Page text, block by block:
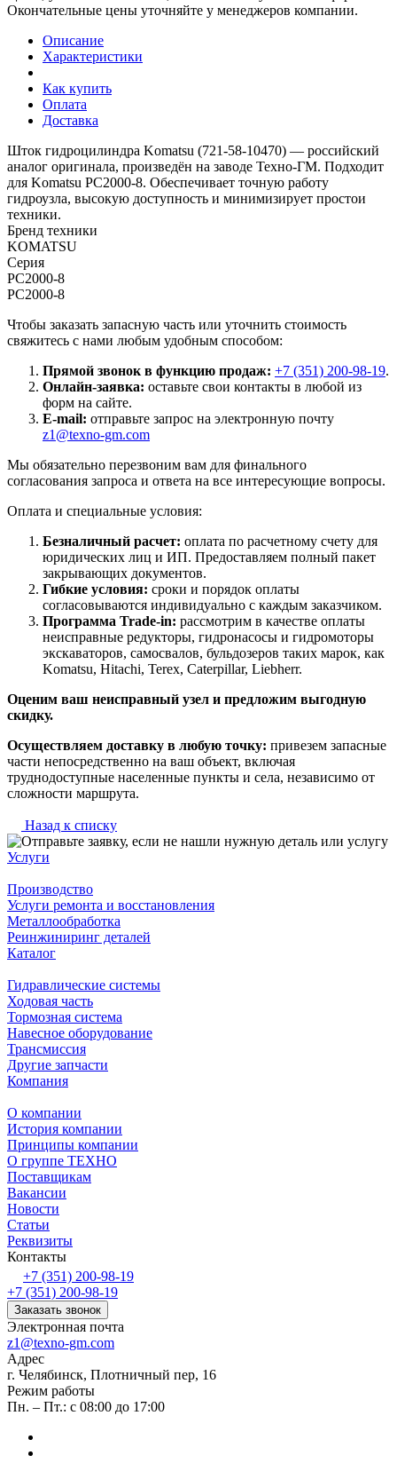
Окончательные цены уточняйте у менеджеров компании.
Описание
Характеристики
Как купить
Оплата
Доставка
Шток гидроцилиндра Komatsu (721-58-10470) — российский
аналог оригинала, произведён на заводе Техно-ГМ. Подходит
для Komatsu PC2000-8. Обеспечивает точную работу
гидроузла, высокую доступность и минимизирует простои
техники.
Бренд техники
KOMATSU
Серия
PC2000-8
PC2000-8
Чтобы заказать запасную часть или уточнить стоимость
свяжитесь с нами любым удобным способом:
Прямой звонок в функцию продаж: +7 (351) 200-98-19.
Онлайн-заявка: оставьте свои контакты в любой из
форм на сайте.
E-mail: отправьте запрос на электронную почту
z1@texno-gm.com
Мы обязательно перезвоним вам для финального
согласования запроса и ответа на все интересующие вопросы.
Оплата и специальные условия:
Безналичный расчет: оплата по расчетному счету для
юридических лиц и ИП. Предоставляем полный пакет
закрывающих документов.
Гибкие условия: сроки и порядок оплаты
согласовываются индивидуально с каждым заказчиком.
Программа Trade-in: рассмотрим в качестве оплаты
неисправные редукторы, гидронасосы и гидромоторы
экскаваторов, самосвалов, бульдозеров таких марок, как
Komatsu, Hitachi, Terex, Caterpillar, Liebherr.
Оценим ваш неисправный узел и предложим выгодную
скидку.
Осуществляем доставку в любую точку: привезем запасные
части непосредственно на ваш объект, включая
труднодоступные населенные пункты и села, независимо от
сложности маршрута.
Назад к списку
Услуги
Производство
Услуги ремонта и восстановления
Металлообработка
Реинжиниринг деталей
Каталог
Гидравлические системы
Ходовая часть
Тормозная система
Навесное оборудование
Трансмиссия
Другие запчасти
Компания
О компании
История компании
Принципы компании
О группе ТЕХНО
Поставщикам
Вакансии
Новости
Статьи
Реквизиты
Контакты
+7 (351) 200-98-19
+7 (351) 200-98-19
Заказать звонок
Электронная почта
z1@texno-gm.com
Адрес
г. Челябинск, Плотничный пер, 16
Режим работы
Пн. – Пт.: с 08:00 до 17:00